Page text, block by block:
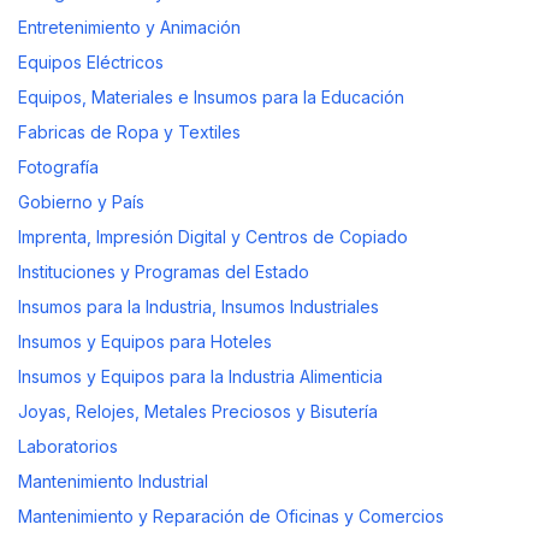
Entretenimiento y Animación
Equipos Eléctricos
Equipos, Materiales e Insumos para la Educación
Fabricas de Ropa y Textiles
Fotografía
Gobierno y País
Imprenta, Impresión Digital y Centros de Copiado
Instituciones y Programas del Estado
Insumos para la Industria, Insumos Industriales
Insumos y Equipos para Hoteles
Insumos y Equipos para la Industria Alimenticia
Joyas, Relojes, Metales Preciosos y Bisutería
Laboratorios
Mantenimiento Industrial
Mantenimiento y Reparación de Oficinas y Comercios